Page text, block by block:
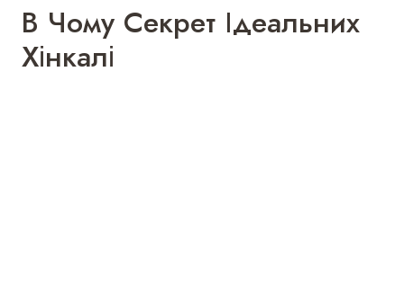
В Чому Секрет Ідеальних
Хінкалі